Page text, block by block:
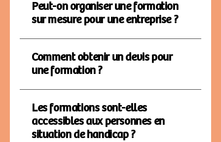
Peut-on organiser une formation
sur mesure pour une entreprise ?
Comment obtenir un devis pour
une formation ?
Les formations sont-elles
accessibles aux personnes en
situation de handicap ?